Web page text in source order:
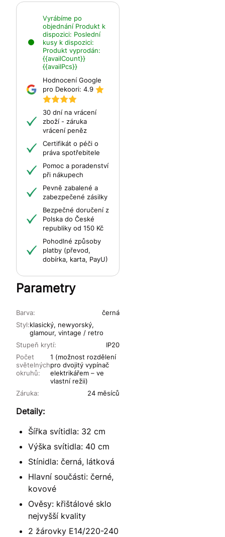
Vyrábíme po
objednání Produkt k
dispozici: Poslední
kusy k dispozici:
Produkt vyprodán:
{{availCount}}
{{availPcs}}
Hodnocení Google
pro Dekoori: 4.9
30 dní na vrácení
zboží - záruka
vrácení peněz
Certifikát o péči o
práva spotřebitele
Pomoc a poradenství
při nákupech
Pevně zabalené a
zabezpečené zásilky
Bezpečné doručení z
Polska do České
republiky od 150 Kč
Pohodlné způsoby
platby (převod,
dobírka, karta, PayU)
Parametry
Barva: černá
Stupeň krytí: IP20
Záruka: 24 měsíců
Styl:klasický, newyorský,
glamour, vintage / retro
Počet
světelných
okruhů:
1 (možnost rozdělení
pro dvojitý vypínač
elektrikářem – ve
vlastní režii)
Detaily:
Šířka svítidla: 32 cm
Výška svítidla: 40 cm
Stínidla: černá, látková
Hlavní součásti: černé,
kovové
Ověsy: křištálové sklo
nejvyšší kvality
2 žárovky E14/220-240